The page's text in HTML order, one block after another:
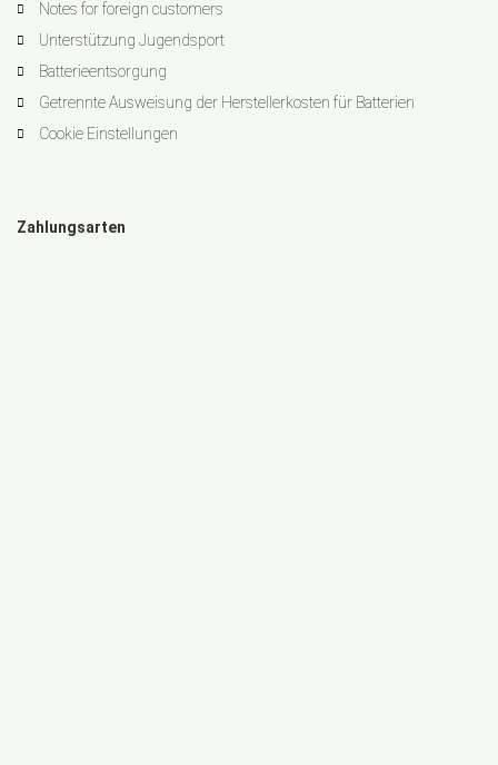
Notes for foreign customers
Unterstützung Jugendsport
Batterieentsorgung
Getrennte Ausweisung der Herstellerkosten für Batterien
Cookie Einstellungen
Zahlungsarten